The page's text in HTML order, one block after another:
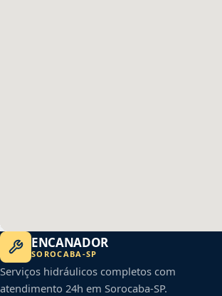
ENCANADOR
SOROCABA -SP
Serviços hidráulicos completos com
atendimento 24h em Sorocaba-SP.